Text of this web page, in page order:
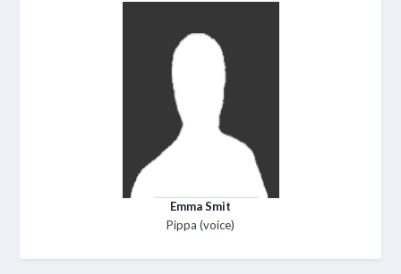
Emma Smit
Pippa (voice)